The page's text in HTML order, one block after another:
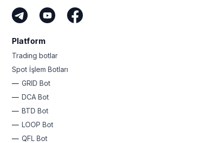
Platform
Trading botlar
Spot İşlem Botları
GRID Bot
DCA Bot
BTD Bot
LOOP Bot
QFL Bot